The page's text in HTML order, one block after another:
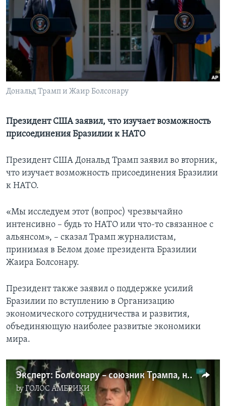
Learning English
СОЦИАЛЬНЫЕ СЕТИ
Языки
Дональд Трамп и Жаир Болсонару
Президент США заявил, что изучает возможность
присоединения Бразилии к НАТО
Президент США Дональд Трамп заявил во вторник,
что изучает возможность присоединения Бразилии
к НАТО.
«Мы исследуем этот (вопрос) чрезвычайно
интенсивно – будь то НАТО или что-то связанное с
альянсом», – сказал Трамп журналистам,
принимая в Белом доме президента Бразилии
Жаира Болсонару.
Президент также заявил о поддержке усилий
Бразилии по вступлению в Организацию
экономического сотрудничества и развития,
объединяющую наиболее развитые экономики
мира.
Эксперт: Болсонару – союзник Трампа, но и свои интересы у него есть
byГОЛОС АМЕРИКИ